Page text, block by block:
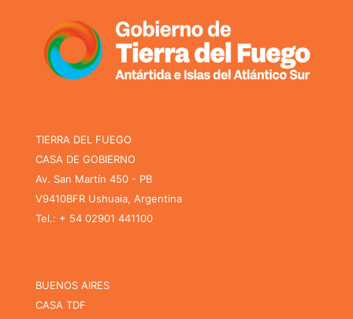
TIERRA DEL FUEGO
CASA DE GOBIERNO
Av. San Martín 450 - PB
V9410BFR Ushuaia, Argentina
Tel.: + 54 02901 441100
BUENOS AIRES
CASA TDF